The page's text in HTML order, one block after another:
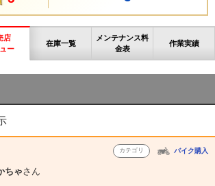
店
ー
在庫一覧
メンテナンス料
金表
作業実績
カテゴリ バイク購入
ちゃさん